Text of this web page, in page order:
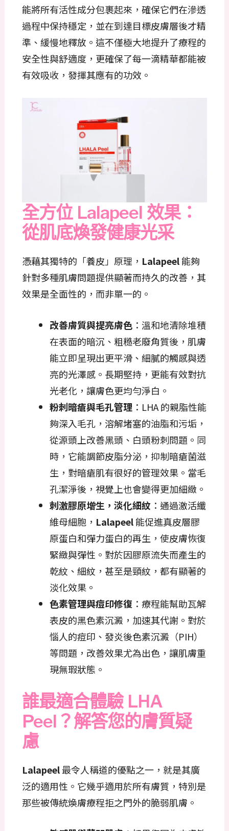
能將所有活性成分包裹起來，確保它們在滲透
過程中保持穩定，並在到達目標皮膚層後才精
準、緩慢地釋放。這不僅極大地提升了療程的
安全性與舒適度，更確保了每一滴精華都能被
有效吸收，發揮其應有的功效。
全方位 Lalapeel 效果：
從肌底煥發健康光采
憑藉其獨特的「養皮」原理， Lalapeel能夠
針對多種肌膚問題提供顯著而持久的改善，其
效果是全面性的，而非單一的。
改善膚質與提亮膚色：溫和地清除堆積
在表面的暗沉、粗糙老廢角質後，肌膚
能立即呈現出更平滑、細膩的觸感與透
亮的光澤感。長期堅持，更能有效對抗
光老化，讓膚色更均勻淨白。
粉刺暗瘡與毛孔管理 ：LHA 的親脂性能
夠深入毛孔，溶解堵塞的油脂和污垢，
從源頭上改善黑頭、白頭粉刺問題。同
時，它能調節皮脂分泌，抑制暗瘡菌滋
生，對暗瘡肌有很好的管理效果。當毛
孔潔淨後，視覺上也會變得更加細緻。
刺激膠原增生，淡化細紋 ：通過激活纖
維母細胞， Lalapeel能促進真皮層膠
原蛋白和彈力蛋白的再生，使皮膚恢復
緊緻與彈性。對於因膠原流失而產生的
乾紋、細紋，甚至是頸紋，都有顯著的
淡化效果。
色素管理與痘印修復 ：療程能幫助瓦解
表皮的黑色素沉澱，加速其代謝。對於
惱人的痘印、發炎後色素沉澱（PIH）
等問題，改善效果尤為出色，讓肌膚重
現無瑕狀態。
誰最適合體驗 LHA
Peel？解答您的膚質疑
慮
Lalapeel最令人稱道的優點之一，就是其廣
泛的適用性。它幾乎適用於所有膚質，特別是
那些被傳統煥膚療程拒之門外的脆弱肌膚。